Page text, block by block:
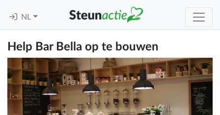
NL
Help Bar Bella op te bouwen